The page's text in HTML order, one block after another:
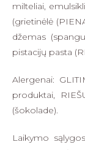
milteliai,
(grietinėlė
džemas
pistacijų pasta
Alergenai:
produktai,
(šokolade).
Laikymo